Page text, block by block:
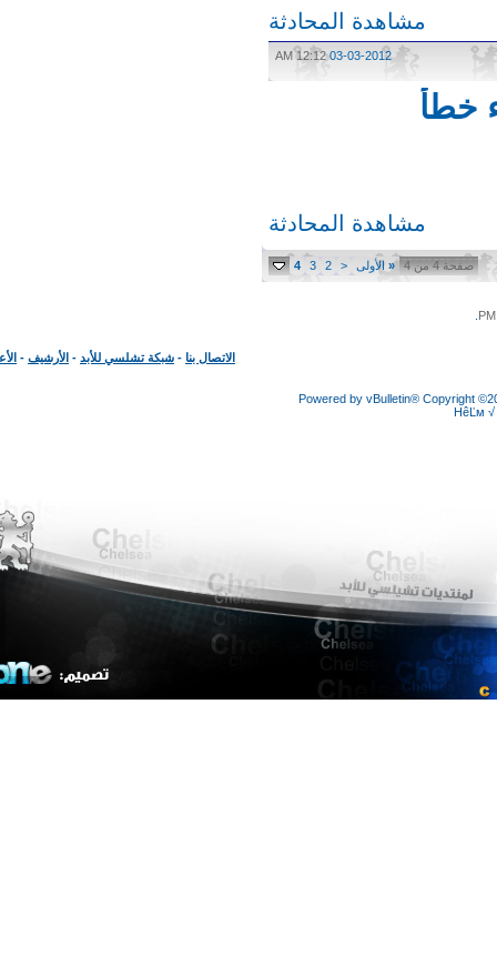
مشاهدة المحادثة
03-03-2012
12:12 AM
مشاهدة المحادثة
صفحة 4 من 4 «الأولى <
الاتصال بنا- شبكة تشلسي للأبد -الأرشيف-الأعلى
Powered by vBulletin®